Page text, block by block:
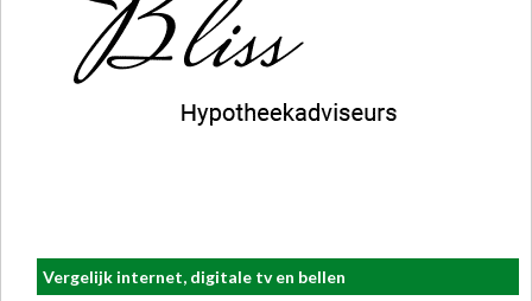
Vergelijk internet, digitale tv en bellen